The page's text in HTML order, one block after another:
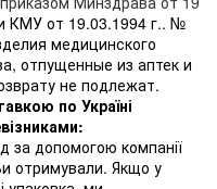
КМУ от 19.03.1994 г.. №
медицинского
отпущенные из аптек и
не подлежат.
по Україні
за допомогою компанії
отримували. Якщо у